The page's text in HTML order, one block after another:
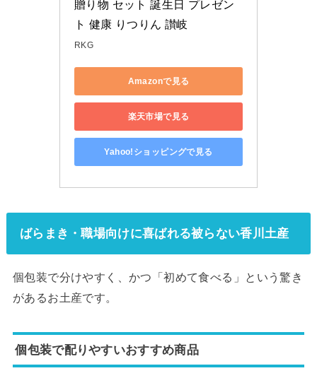
贈り物 セット 誕生日 プレゼン
ト 健康 りつりん 讃岐
RKG
Amazonで見る
楽天市場で見る
Yahoo!ショッピングで見る
ばらまき・職場向けに喜ばれる被らない香川土産
個包装で分けやすく、かつ「初めて食べる」という驚き
があるお土産です。
個包装で配りやすいおすすめ商品